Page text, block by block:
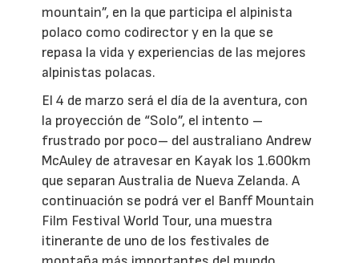
mountain”, en la que participa el alpinista
polaco como codirector y en la que se
repasa la vida y experiencias de las mejores
alpinistas polacas.
El 4 de marzo será el día de la aventura, con
la proyección de “Solo”, el intento –
frustrado por poco– del australiano Andrew
McAuley de atravesar en Kayak los 1.600km
que separan Australia de Nueva Zelanda. A
continuación se podrá ver el Banff Mountain
Film Festival World Tour, una muestra
itinerante de uno de los festivales de